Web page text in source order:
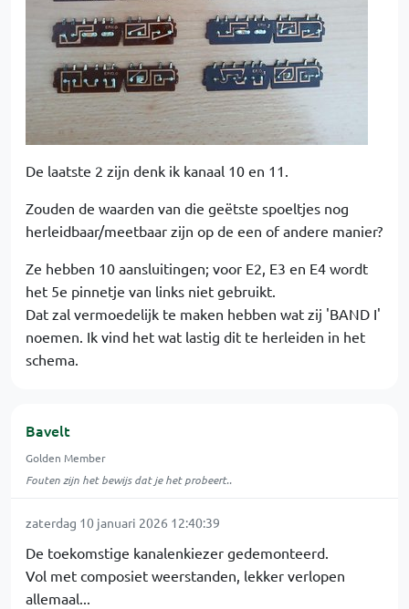
De laatste 2 zijn denk ik kanaal 10 en 11.
Zouden de waarden van die geëtste spoeltjes nog
herleidbaar/meetbaar zijn op de een of andere manier?
Ze hebben 10 aansluitingen; voor E2, E3 en E4 wordt
het 5e pinnetje van links niet gebruikt.
Dat zal vermoedelijk te maken hebben wat zij 'BAND I'
noemen. Ik vind het wat lastig dit te herleiden in het
schema.
Bavelt
Golden Member
Fouten zijn het bewijs dat je het probeert..
zaterdag 10 januari 2026 12:40:39
De toekomstige kanalenkiezer gedemonteerd.
Vol met composiet weerstanden, lekker verlopen
allemaal...